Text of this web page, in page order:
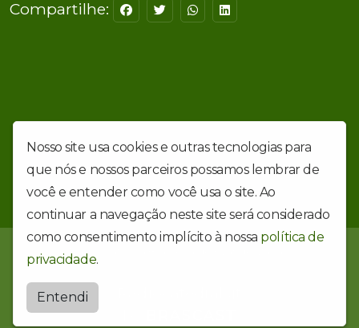
Compartilhe:
Nosso site usa cookies e outras tecnologias para
que nós e nossos parceiros possamos lembrar de
você e entender como você usa o site. Ao
continuar a navegação neste site será considerado
como consentimento implícito à nossa política de
privacidade.
Entendi
Rádio Católica Brasileira de Evangelização